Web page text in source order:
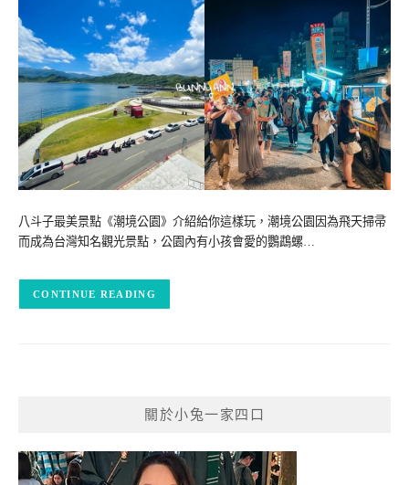
八斗子最美景點《潮境公園》介紹給你這樣玩，潮境公園因為飛天掃帚
而成為台灣知名觀光景點，公園內有小孩會愛的鸚鵡螺…
CONTINUE READING
關於小兔一家四口